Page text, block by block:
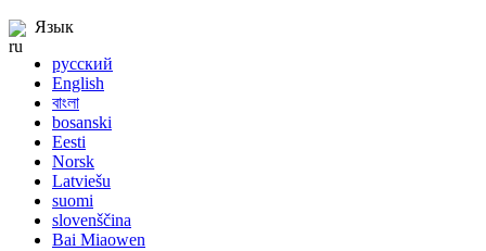
Язык
русский
English
বাংলা
bosanski
Eesti
Norsk
Latviešu
suomi
slovenščina
Bai Miaowen